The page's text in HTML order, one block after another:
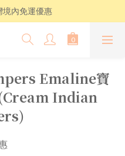
境內免運優惠
Emaline寶
(Cream Indian